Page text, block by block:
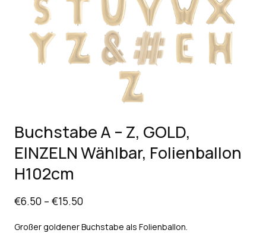
Buchstabe A – Z, GOLD,
EINZELN Wählbar, Folienballon
H102cm
€6.50 – €15.50
Großer goldener Buchstabe als Folienballon.